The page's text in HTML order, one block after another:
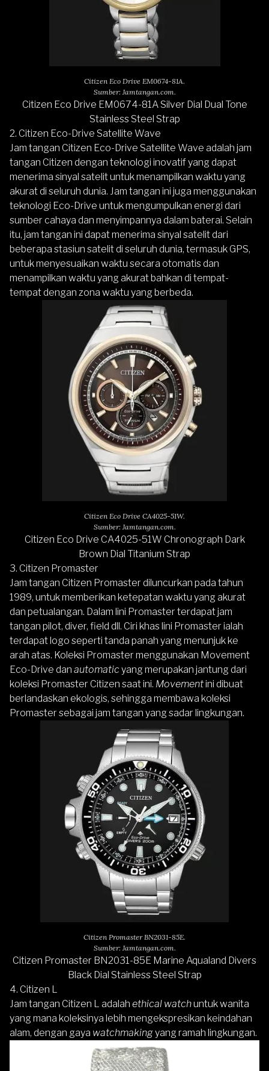
Citizen Eco Drive EM0674-81A.
Sumber: Jamtangan.com.
Citizen Eco Drive EM0674-81A Silver Dial Dual Tone
Stainless Steel Strap
2. Citizen Eco-Drive Satellite Wave
Jam tangan Citizen Eco-Drive Satellite Wave adalah jam
tangan Citizen dengan teknologi inovatif yang dapat
menerima sinyal satelit untuk menampilkan waktu yang
akurat di seluruh dunia. Jam tangan ini juga menggunakan
teknologi Eco-Drive untuk mengumpulkan energi dari
sumber cahaya dan menyimpannya dalam baterai. Selain
itu, jam tangan ini dapat menerima sinyal satelit dari
beberapa stasiun satelit di seluruh dunia, termasuk GPS,
untuk menyesuaikan waktu secara otomatis dan
menampilkan waktu yang akurat bahkan di tempat-
tempat dengan zona waktu yang berbeda.
Citizen Eco Drive CA4025-51W.
Sumber: Jamtangan.com.
Citizen Eco Drive CA4025-51W Chronograph Dark
Brown Dial Titanium Strap
3. Citizen Promaster
Jam tangan Citizen Promaster diluncurkan pada tahun
1989, untuk memberikan ketepatan waktu yang akurat
dan petualangan. Dalam lini Promaster terdapat jam
tangan pilot, diver, field dll. Ciri khas lini Promaster ialah
terdapat logo seperti tanda panah yang menunjuk ke
arah atas. Koleksi Promaster menggunakan Movement
Eco-Drive dan automatic yang merupakan jantung dari
koleksi Promaster Citizen saat ini. Movementini dibuat
berlandaskan ekologis, sehingga membawa koleksi
Promaster sebagai jam tangan yang sadar lingkungan.
Citizen Promaster BN2031-85E.
Sumber: Jamtangan.com.
Citizen Promaster BN2031-85E Marine Aqualand Divers
Black Dial Stainless Steel Strap
4. Citizen L
Jam tangan Citizen L adalah ethical watchuntuk wanita
yang mana koleksinya lebih mengekspresikan keindahan
alam, dengan gaya watchmakingyang ramah lingkungan.